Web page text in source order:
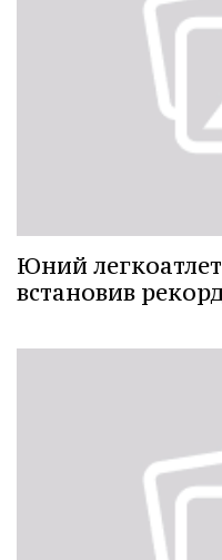
Юний
встановив